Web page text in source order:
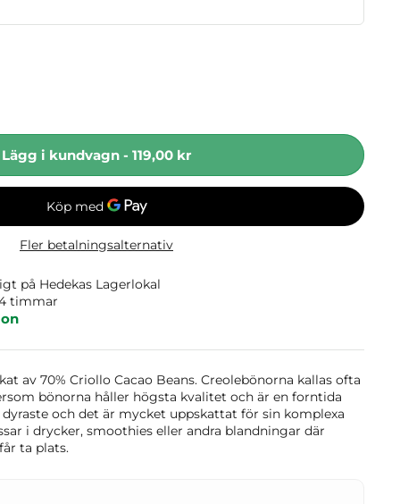
Lägg i kundvagn - 119,00 kr
Fler betalningsalternativ
på Hedekas Lagerlokal
timmar
av 70% Criollo Cacao Beans. Creolebönorna kallas ofta
bönorna håller högsta kvalitet och är en forntida
och det är mycket uppskattat för sin komplexa
i drycker, smoothies eller andra blandningar där
ta plats.